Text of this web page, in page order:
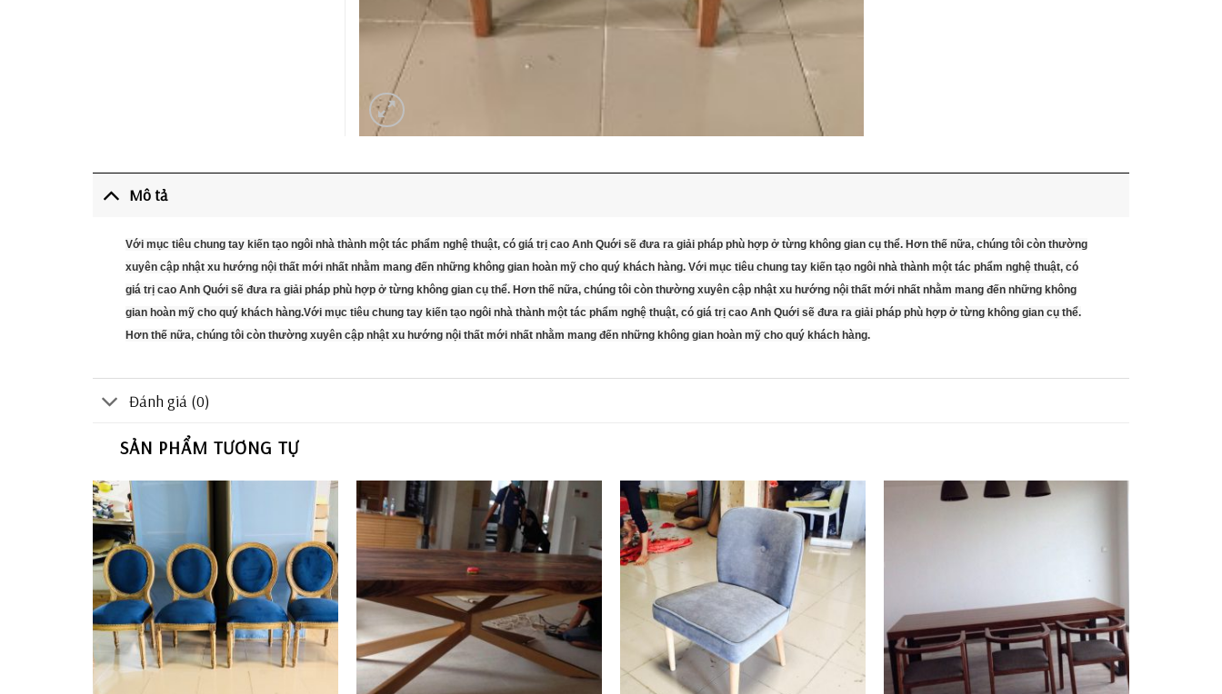
Mô tả
Với mục tiêu chung tay kiến tạo ngôi nhà thành một tác phẩm nghệ thuật, có giá trị cao Anh Quới sẽ đưa ra giải pháp phù hợp ở từng không gian cụ thể. Hơn thế nữa, chúng tôi còn thường
xuyên cập nhật xu hướng nội thất mới nhất nhằm mang đến những không gian hoàn mỹ cho quý khách hàng. Với mục tiêu chung tay kiến tạo ngôi nhà thành một tác phẩm nghệ thuật, có
giá trị cao Anh Quới sẽ đưa ra giải pháp phù hợp ở từng không gian cụ thể. Hơn thế nữa, chúng tôi còn thường xuyên cập nhật xu hướng nội thất mới nhất nhằm mang đến những không
gian hoàn mỹ cho quý khách hàng.Với mục tiêu chung tay kiến tạo ngôi nhà thành một tác phẩm nghệ thuật, có giá trị cao Anh Quới sẽ đưa ra giải pháp phù hợp ở từng không gian cụ thể.
Hơn thế nữa, chúng tôi còn thường xuyên cập nhật xu hướng nội thất mới nhất nhằm mang đến những không gian hoàn mỹ cho quý khách hàng.
Đánh giá (0)
SẢN PHẨM TƯƠNG TỰ